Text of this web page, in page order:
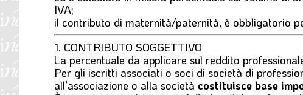
IVA;
il contributo di maternità/paternità, è obbligatorio
1. CONTRIBUTO SOGGETTIVO
La percentuale da applicare sul reddito
Per gli iscritti associati o soci di società di
all’associazione o alla società costituisce base